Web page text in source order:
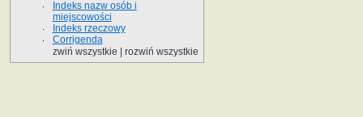
Indeks nazw osób i
miejscowości
Indeks rzeczowy
Corrigenda
zwiń wszystkie
rozwiń wszystkie